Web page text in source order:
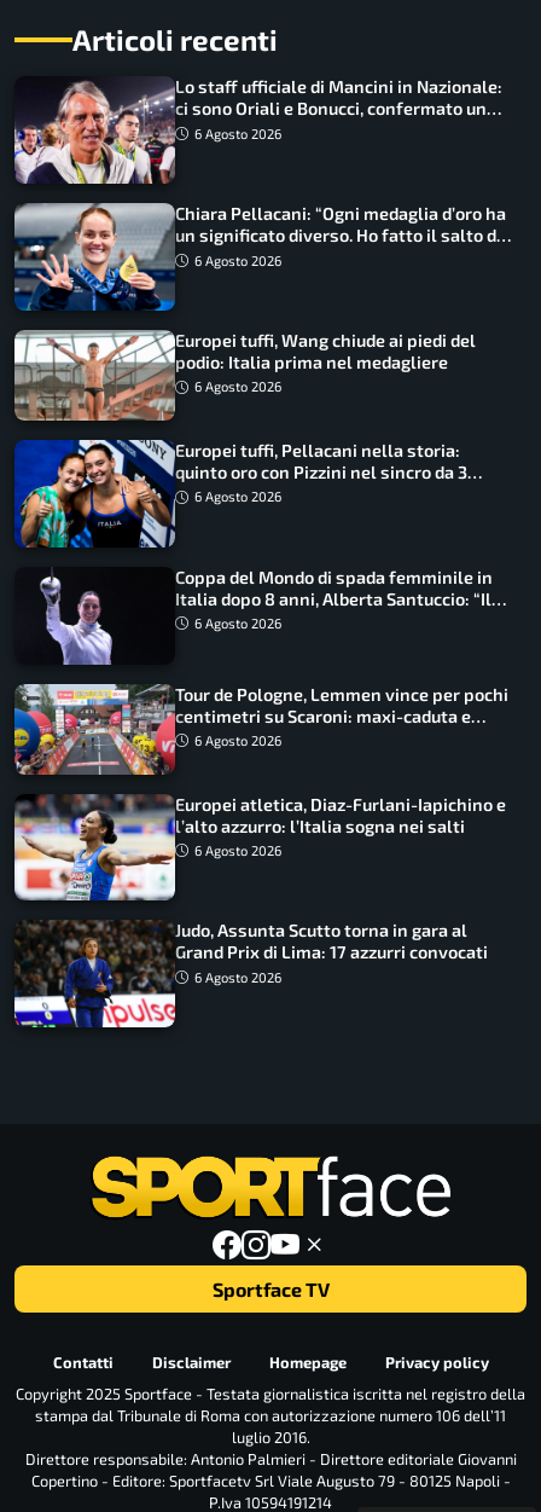
Articoli recenti
Lo staff ufficiale di Mancini in Nazionale:
ci sono Oriali e Bonucci, confermato un
ritorno
6 Agosto 2026
Chiara Pellacani: “Ogni medaglia d’oro ha
un significato diverso. Ho fatto il salto di
qualità”
6 Agosto 2026
Europei tuffi, Wang chiude ai piedi del
podio: Italia prima nel medagliere
6 Agosto 2026
Europei tuffi, Pellacani nella storia:
quinto oro con Pizzini nel sincro da 3
metri
6 Agosto 2026
Coppa del Mondo di spada femminile in
Italia dopo 8 anni, Alberta Santuccio: “Il
lavoro dà sempre i suoi frutti”
6 Agosto 2026
Tour de Pologne, Lemmen vince per pochi
centimetri su Scaroni: maxi-caduta e
tappa accorciata
6 Agosto 2026
Europei atletica, Diaz-Furlani-Iapichino e
l’alto azzurro: l’Italia sogna nei salti
6 Agosto 2026
Judo, Assunta Scutto torna in gara al
Grand Prix di Lima: 17 azzurri convocati
6 Agosto 2026
Sportface TV
Contatti Disclaimer Homepage
Privacy policy
Copyright 2025 Sportface - Testata giornalistica iscritta nel registro della
stampa dal Tribunale di Roma con autorizzazione numero 106 dell’11
luglio 2016.
Direttore responsabile: Antonio Palmieri - Direttore editoriale Giovanni
Copertino - Editore: Sportfacetv Srl Viale Augusto 79 - 80125 Napoli -
P.Iva 10594191214